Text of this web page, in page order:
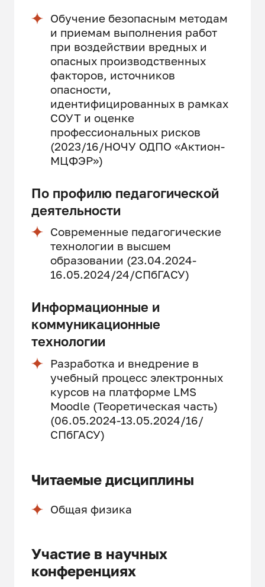
Обучение безопасным методам
и приемам выполнения работ
при воздействии вредных и
опасных производственных
факторов, источников
опасности,
идентифицированных в рамках
СОУТ и оценке
профессиональных рисков
(2023/16/НОЧУ ОДПО «Актион-
МЦФЭР»)
По профилю педагогической
деятельности
Современные педагогические
технологии в высшем
образовании (23.04.2024-
16.05.2024/24/СПбГАСУ)
Информационные и
коммуникационные
технологии
Разработка и внедрение в
учебный процесс электронных
курсов на платформе LMS
Moodle (Теоретическая часть)
(06.05.2024-13.05.2024/16/
СПбГАСУ)
Читаемые дисциплины
Общая физика
Участие в научных
конференциях